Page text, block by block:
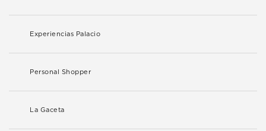
Experiencias Palacio
Personal Shopper
La Gaceta